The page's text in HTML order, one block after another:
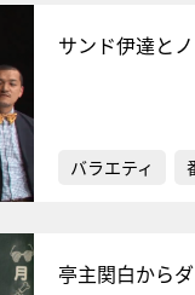
サンド伊達と
バラエティ
亭主関白から